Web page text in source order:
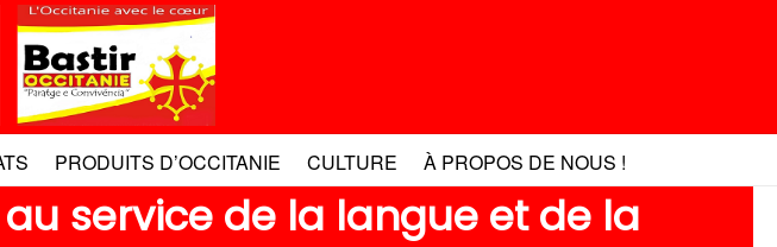
PRODUITS D’OCCITANIE CULTURE À PROPOS DE NOUS !
au service de la langue et de la